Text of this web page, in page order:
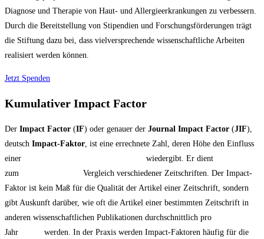
Diagnose und Therapie von Haut- und Allergieerkrankungen zu verbessern.
Durch die Bereitstellung von Stipendien und Forschungsförderungen trägt
die Stiftung dazu bei, dass vielversprechende wissenschaftliche Arbeiten
realisiert werden können.
Jetzt Spenden
Kumulativer Impact Factor
Der Impact Factor (IF) oder genauer der Journal Impact Factor (JIF),
deutsch Impact-Faktor, ist eine errechnete Zahl, deren Höhe den Einfluss
einer
wiedergibt. Er dient
zum
Vergleich verschiedener Zeitschriften. Der Impact-
Faktor ist kein Maß für die Qualität der Artikel einer Zeitschrift, sondern
gibt Auskunft darüber, wie oft die Artikel einer bestimmten Zeitschrift in
anderen wissenschaftlichen Publikationen durchschnittlich pro
Jahr
werden. In der Praxis werden Impact-Faktoren häufig für die